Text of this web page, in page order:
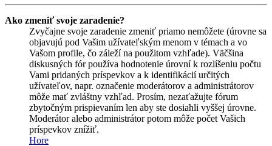
Ako zmeniť svoje zaradenie?
Zvyčajne svoje zaradenie zmeniť priamo nemôžete (úrovne sa
objavujú pod Vašim užívateľským menom v témach a vo
Vašom profile, čo záleží na použitom vzhľade). Väčšina
diskusných fór používa hodnotenie úrovní k rozlíšeniu počtu
Vami pridaných príspevkov a k identifikácií určitých
užívateľov, napr. označenie moderátorov a administrátorov
môže mať zvláštny vzhľad. Prosím, nezaťažujte fórum
zbytočným prispievaním len aby ste dosiahli vyššej úrovne.
Moderátor alebo administrátor potom môže počet Vašich
príspevkov znížiť.
Hore